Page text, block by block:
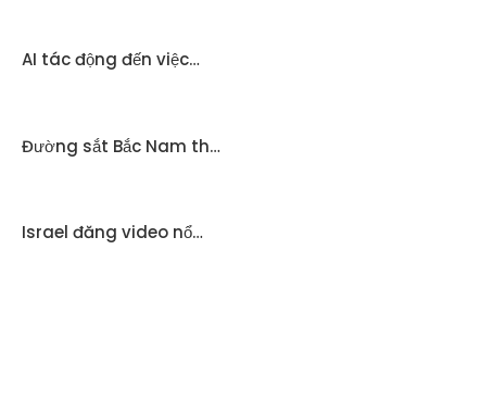
AI tác động đến việc…
Đường sắt Bắc Nam th…
Israel đăng video nổ…